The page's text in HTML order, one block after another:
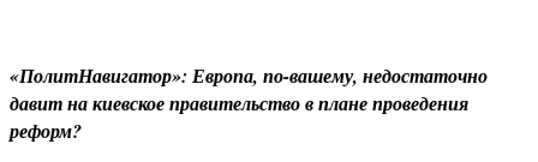
«ПолитНавигатор»: Европа, по-вашему, недостаточно
давит на киевское правительство в плане проведения
реформ?